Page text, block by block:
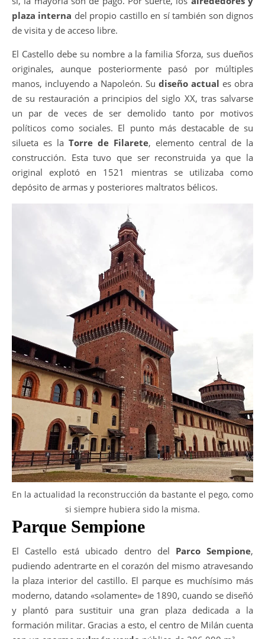
plaza interna del propio castillo en sí también son dignos
de visita y de acceso libre.
El Castello debe su nombre a la familia Sforza, sus dueños
originales, aunque posteriormente pasó por múltiples
manos, incluyendo a Napoleón. Su diseño actual es obra
de su restauración a principios del siglo XX, tras salvarse
un par de veces de ser demolido tanto por motivos
políticos como sociales. El punto más destacable de su
silueta es la Torre de Filarete, elemento central de la
construcción. Esta tuvo que ser reconstruida ya que la
original explotó en 1521 mientras se utilizaba como
depósito de armas y posteriores maltratos bélicos.
En la actualidad la reconstrucción da bastante el pego, como
si siempre hubiera sido la misma.
Parque Sempione
El Castello está ubicado dentro del Parco Sempione,
pudiendo adentrarte en el corazón del mismo atravesando
la plaza interior del castillo. El parque es muchísimo más
moderno, datando «solamente» de 1890, cuando se diseñó
y plantó para sustituir una gran plaza dedicada a la
formación militar. Gracias a esto, el centro de Milán cuenta